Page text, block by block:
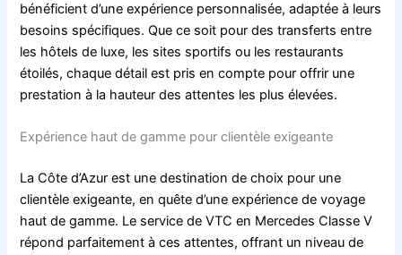
bénéficient d’une expérience personnalisée, adaptée à leurs
besoins spécifiques. Que ce soit pour des transferts entre
les hôtels de luxe, les sites sportifs ou les restaurants
étoilés, chaque détail est pris en compte pour offrir une
prestation à la hauteur des attentes les plus élevées.
Expérience haut de gamme pour clientèle exigeante
La Côte d’Azur est une destination de choix pour une
clientèle exigeante, en quête d’une expérience de voyage
haut de gamme. Le service de VTC en Mercedes Classe V
répond parfaitement à ces attentes, offrant un niveau de